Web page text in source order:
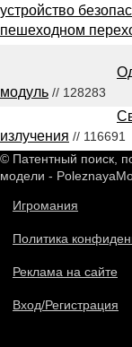
устройство
пешеходном
модуль // 128283
излучения // 116691
© Патентный поиск,
модели -
Игромания
Политика
Реклама на сайте
Вход/Регистрация